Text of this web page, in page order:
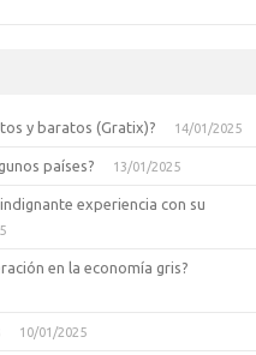
y baratos (Gratix)? 14/01/2025
países? 13/01/2025
experiencia con su
en la economía gris?
10/01/2025